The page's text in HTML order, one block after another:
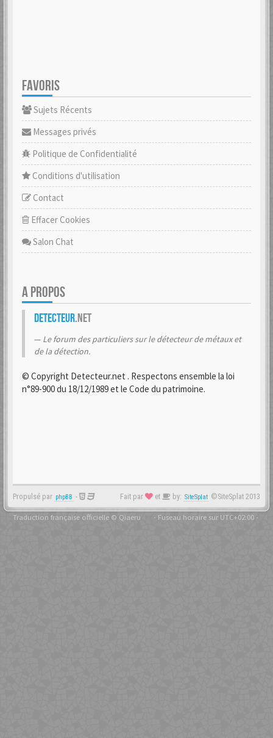
FAVORIS
Sujets Récents
Messages privés
Politique de Confidentialité
Conditions d'utilisation
Contact
Effacer Cookies
Salon Chat
A PROPOS
Detecteur.net
Le forum des particuliers sur le détecteur de métaux et
de la détection.
© Copyright Detecteur.net . Respectons ensemble la loi
n°89-900 du 18/12/1989 et le Code du patrimoine.
Propulsé par phpBB - Fait par et by: SiteSplat ©SiteSplat 2013
Traduction française officielle © Qiaeru - Fuseau horaire sur UTC+02:00 -